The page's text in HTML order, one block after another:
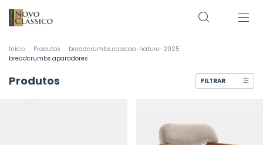
Início . Produtos . breadcrumbs.colecao-nature-2025 .
breadcrumbs.aparadores
Produtos FILTRAR